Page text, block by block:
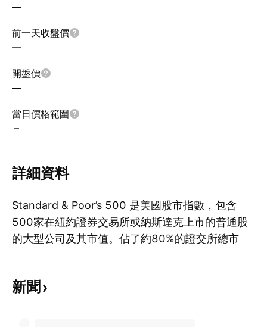
—
前一天收盤價
—
開盤價
—
當日價格範圍
–
詳細資料
Standard & Poor’s 500 是美國股市指數，包含
500家在紐約證券交易所或納斯達克上市的普通股
的大型公司及其市值。佔了約80%的證交所總市
的指數，也是美國經濟的趨勢指標之一。S&P在
新聞